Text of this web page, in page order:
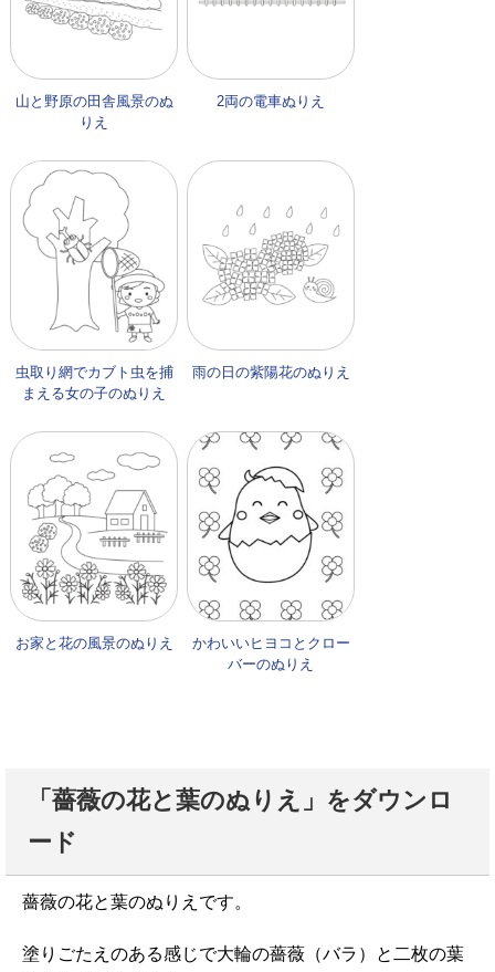
山と野原の田舎風景のぬ
りえ
2両の電車ぬりえ
虫取り網でカブト虫を捕
まえる女の子のぬりえ
雨の日の紫陽花のぬりえ
お家と花の風景のぬりえ
かわいいヒヨコとクロー
バーのぬりえ
「薔薇の花と葉のぬりえ」をダウンロ
ード
薔薇の花と葉のぬりえです。
塗りごたえのある感じで大輪の薔薇（バラ）と二枚の葉